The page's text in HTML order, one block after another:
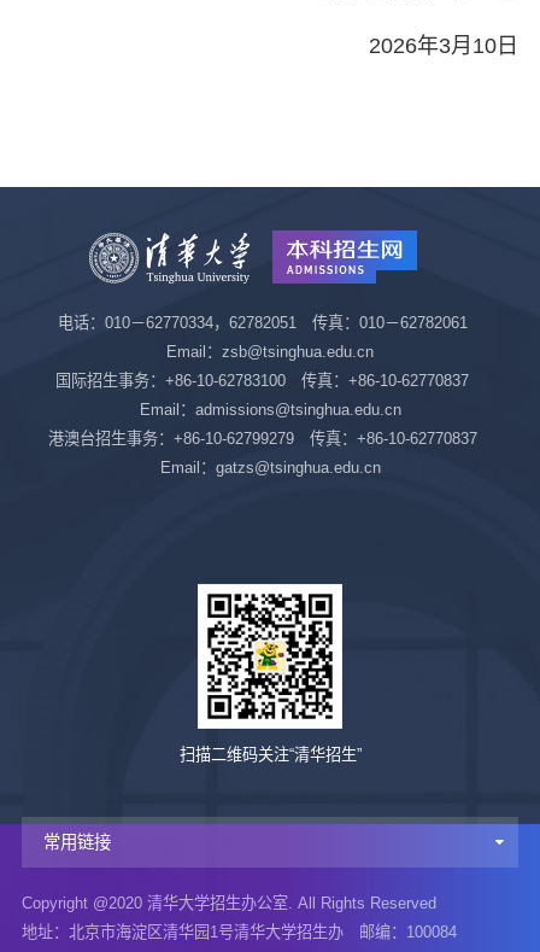
2026年3月10日
电话：010－62770334，62782051 传真：010－62782061
Email：zsb@tsinghua.edu.cn
国际招生事务：+86-10-62783100 传真：+86-10-62770837
Email：admissions@tsinghua.edu.cn
港澳台招生事务：+86-10-62799279 传真：+86-10-62770837
Email：gatzs@tsinghua.edu.cn
扫描二维码关注“清华招生”
常用链接
Copyright @2020 清华大学招生办公室. All Rights Reserved
地址：北京市海淀区清华园1号清华大学招生办 邮编：100084